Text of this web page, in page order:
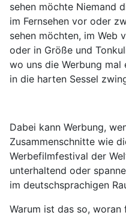
sehen möchte Niemand
im Fernsehen vor oder
sehen möchten, im Web
oder in Größe und
wo uns die Werbung
in die harten Sessel
Dabei kann Werbung,
Zusammenschnitte wie
Werbefilmfestival der
unterhaltend oder
im deutschsprachigen
Warum ist das so, woran